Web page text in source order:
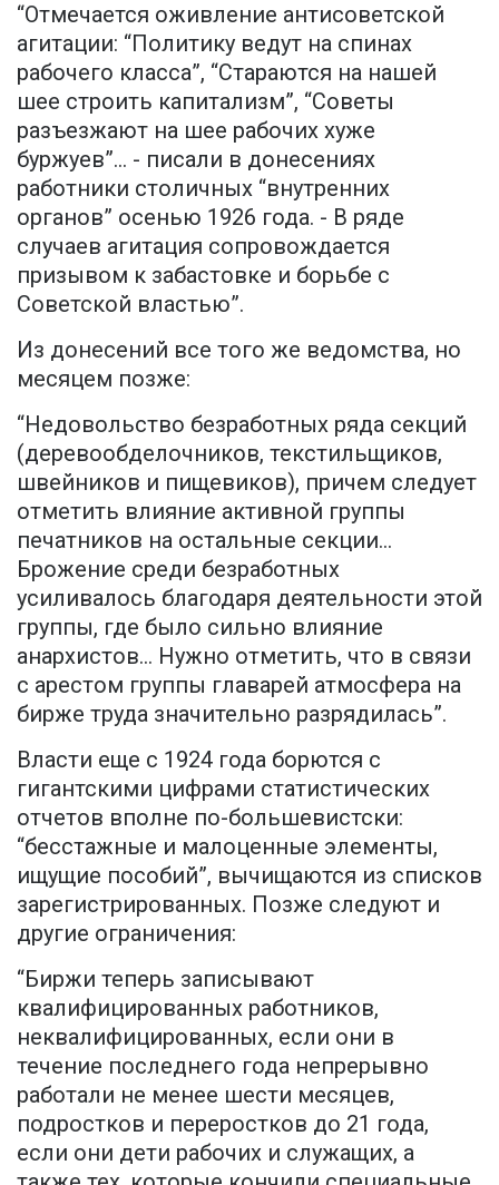
“Отмечается оживление антисоветской
агитации: “Политику ведут на спинах
рабочего класса”, “Стараются на нашей
шее строить капитализм”, “Советы
разъезжают на шее рабочих хуже
буржуев”... - писали в донесениях
работники столичных “внутренних
органов” осенью 1926 года. - В ряде
случаев агитация сопровождается
призывом к забастовке и борьбе с
Советской властью”.
Из донесений все того же ведомства, но
месяцем позже:
“Недовольство безработных ряда секций
(деревообделочников, текстильщиков,
швейников и пищевиков), причем следует
отметить влияние активной группы
печатников на остальные секции...
Брожение среди безработных
усиливалось благодаря деятельности этой
группы, где было сильно влияние
анархистов... Нужно отметить, что в связи
с арестом группы главарей атмосфера на
бирже труда значительно разрядилась”.
Власти еще с 1924 года борются с
гигантскими цифрами статистических
отчетов вполне по-большевистски:
“бесстажные и малоценные элементы,
ищущие пособий”, вычищаются из списков
зарегистрированных. Позже следуют и
другие ограничения:
“Биржи теперь записывают
квалифицированных работников,
неквалифицированных, если они в
течение последнего года непрерывно
работали не менее шести месяцев,
подростков и переростков до 21 года,
если они дети рабочих и служащих, а